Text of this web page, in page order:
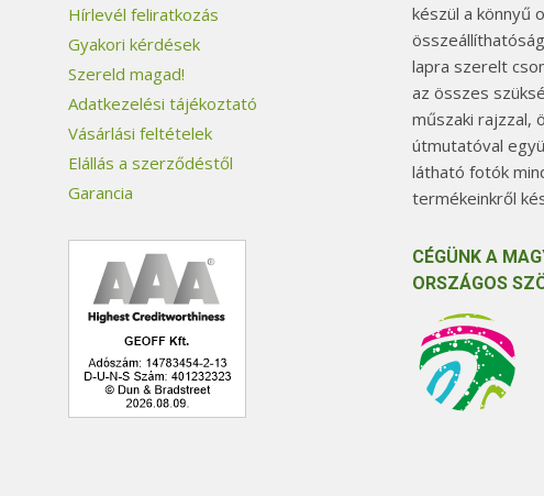
Hírlevél feliratkozás
Gyakori kérdések
Szereld magad!
Adatkezelési tájékoztató
Vásárlási feltételek
Elállás a szerződéstől
Garancia
készül a könnyű
lapra szerelt
az összes
műszaki rajzzal,
útmutatóval
látható fotók
termékeinkről
CÉGÜNK A
ORSZÁGOS